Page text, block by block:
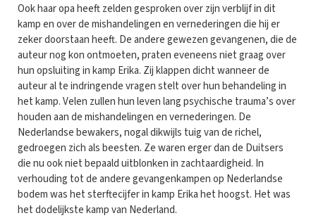
Ook haar opa heeft zelden gesproken over zijn verblijf in dit
kamp en over de mishandelingen en vernederingen die hij er
zeker doorstaan heeft. De andere gewezen gevangenen, die de
auteur nog kon ontmoeten, praten eveneens niet graag over
hun opsluiting in kamp Erika. Zij klappen dicht wanneer de
auteur al te indringende vragen stelt over hun behandeling in
het kamp. Velen zullen hun leven lang psychische trauma’s over
houden aan de mishandelingen en vernederingen. De
Nederlandse bewakers, nogal dikwijls tuig van de richel,
gedroegen zich als beesten. Ze waren erger dan de Duitsers
die nu ook niet bepaald uitblonken in zachtaardigheid. In
verhouding tot de andere gevangenkampen op Nederlandse
bodem was het sterftecijfer in kamp Erika het hoogst. Het was
het dodelijkste kamp van Nederland.